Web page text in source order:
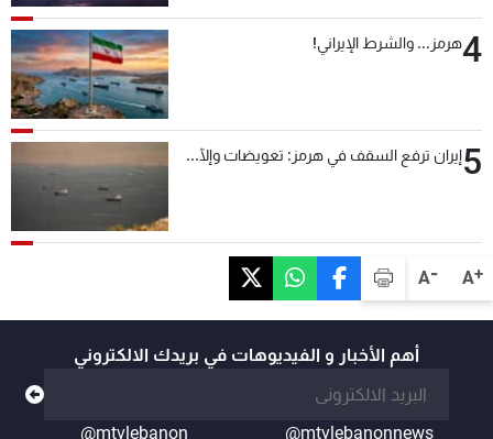
A+
A-
4هرمز... والشرط الإيراني!
5إيران ترفع السقف في هرمز: تعويضات وإلّا...
أهم الأخبار و الفيديوهات في بريدك الالكتروني
@mtvlebanonnews
@mtvlebanon